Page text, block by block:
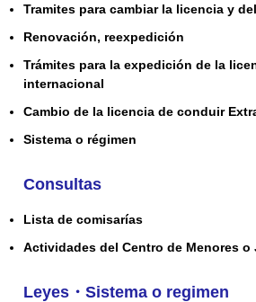
Tramites para cambiar la licencia y
Renovación, reexpedición
Trámites para la expedición de la
internacional
Cambio de la licencia de conduir
Sistema o régimen
Consultas
Lista de comisarías
Actividades del Centro de Menores o
Leyes・Sistema o regimen